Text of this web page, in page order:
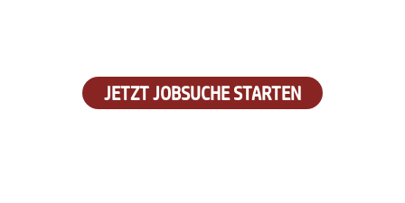
JETZT JOBSUCHE STARTEN